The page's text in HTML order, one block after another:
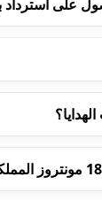
على